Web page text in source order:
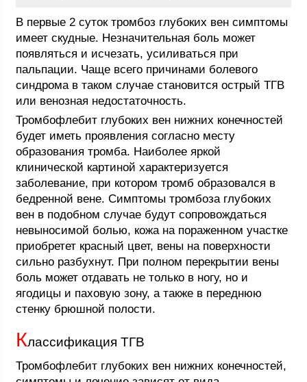
В первые 2 суток тромбоз глубоких вен симптомы
имеет скудные. Незначительная боль может
появляться и исчезать, усиливаться при
пальпации. Чаще всего причинами болевого
синдрома в таком случае становится острый ТГВ
или венозная недостаточность.
Тромбофлебит глубоких вен нижних конечностей
будет иметь проявления согласно месту
образования тромба. Наиболее яркой
клинической картиной характеризуется
заболевание, при котором тромб образовался в
бедренной вене. Симптомы тромбоза глубоких
вен в подобном случае будут сопровождаться
невыносимой болью, кожа на пораженном участке
приобретет красный цвет, вены на поверхности
сильно разбухнут. При полном перекрытии вены
боль может отдавать не только в ногу, но и
ягодицы и паховую зону, а также в переднюю
стенку брюшной полости.
Классификация ТГВ
Тромбофлебит глубоких вен нижних конечностей,